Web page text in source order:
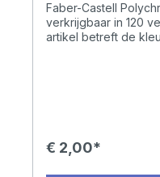
Faber-Castell
verkrijgbaar in 120
artikel betreft de
€ 2,00*